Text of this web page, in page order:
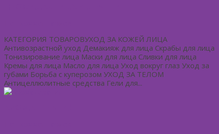
КАТЕГОРИЯ ТОВАРОВУХОД ЗА КОЖЕЙ ЛИЦА
Антивозрастной уход Демакияж для лица Скрабы для лица
Тонизирование лица Маски для лица Сливки для лица
Кремы для лица Масло для лица Уход вокруг глаз Уход за
губами Борьба с куперозом УХОД ЗА ТЕЛОМ
Антицеллюлитные средства Гели для...